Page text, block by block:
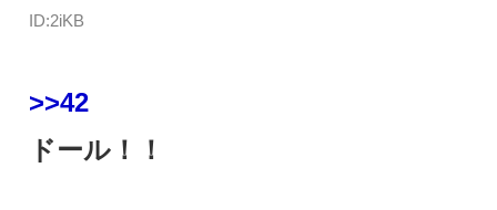
ID:2iKB
>>42
ドール！！